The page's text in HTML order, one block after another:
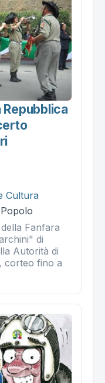
Repubblica
Cultura
Fanfara
di
Autorità di
corteo fino a